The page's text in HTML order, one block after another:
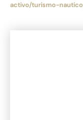
activo/turismo-